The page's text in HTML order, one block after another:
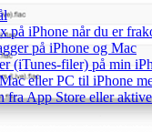
på iPhone når du er
på iPhone og Mac
(iTunes-filer) på min
eller PC til iPhone
fra App Store eller